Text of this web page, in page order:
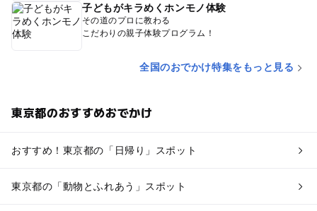
子どもがキラめくホンモノ体験
その道のプロに教わる
こだわりの親子体験プログラム！
全国のおでかけ特集をもっと見る
東京都のおすすめおでかけ
おすすめ！東京都の「日帰り」スポット
東京都の「動物とふれあう」スポット